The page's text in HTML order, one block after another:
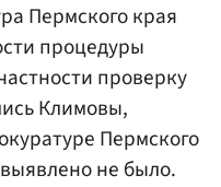
Пермского края
процедуры
проверку
Климовы,
Пермского
не было.